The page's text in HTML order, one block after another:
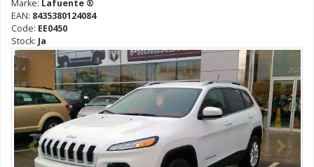
Marke: Lafuente ®
EAN: 8435380124084
Code: EE0450
Stock: Ja
Vorhergehend